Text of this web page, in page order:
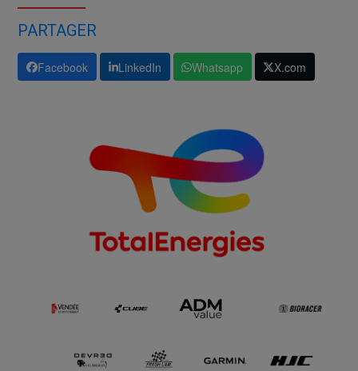
PARTAGER
Facebook LinkedIn Whatsapp X.com